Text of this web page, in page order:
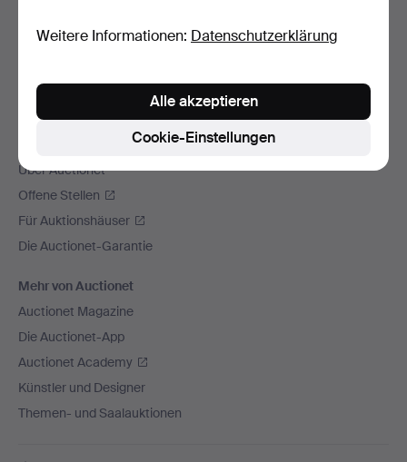
Alle Auktionshäuser
Über Auctionet
Offene Stellen
Für Auktionshäuser
Die Auctionet-Garantie
Mehr von Auctionet
Auctionet Magazine
Die Auctionet-App
Auctionet Academy
Künstler und Designer
Themen- und Saalauktionen
Weitere Informationen: Datenschutzerklärung
Cookie-Einstellungen
Alle akzeptieren